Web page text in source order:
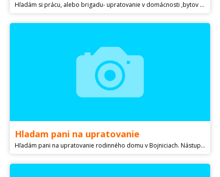
Hľadám si prácu, alebo brigadu- upratovanie v domácnosti ,bytov rodinných domov, kancelárii, wellnes.Kontaktujte ma v čase od 11,00 - do 22,00.
Hladam pani na upratovanie
Hľadám pani na upratovanie rodinného domu v Bojniciach. Nástup možný ihneď. Plat podľa dohody.